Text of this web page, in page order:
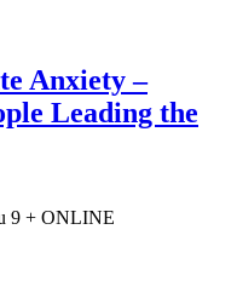
Anxiety –
Leading the
9 + ONLINE